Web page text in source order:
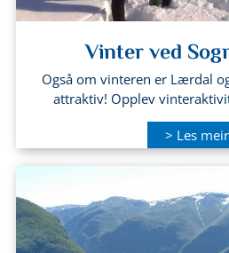
Vinter ved
Også om vinteren er Lærdal
attraktiv! Opplev
> Les